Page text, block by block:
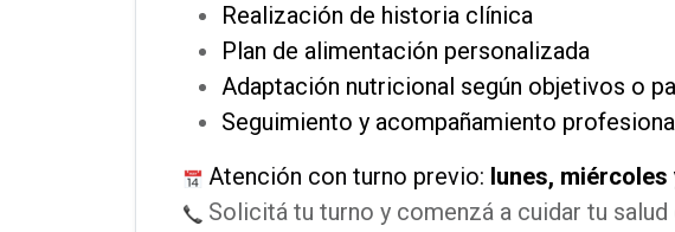
Realización de historia clínica
Plan de alimentación personalizada
Adaptación nutricional según objetivos o
Seguimiento y acompañamiento profesional
Atención con turno previo: lunes,
Solicitá tu turno y comenzá a cuidar tu